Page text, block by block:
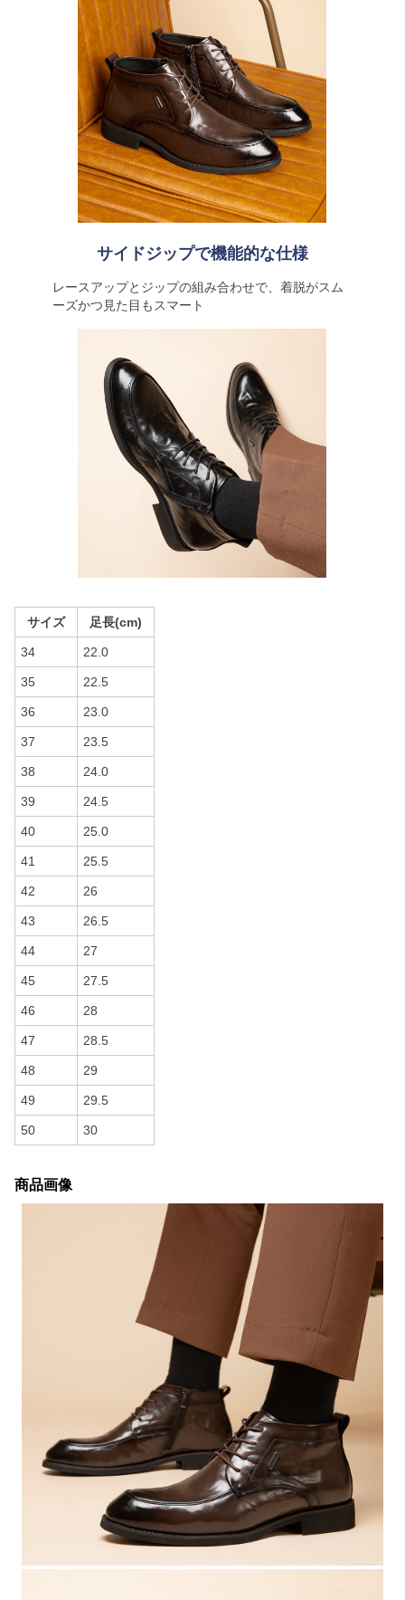
サイドジップで機能的な仕様
レースアップとジップの組み合わせで、着脱がスム
ーズかつ見た目もスマート
サイズ 足長(cm)
34 22.0
35 22.5
36 23.0
37 23.5
38 24.0
39 24.5
40 25.0
41 25.5
42 26
43 26.5
44 27
45 27.5
46 28
47 28.5
48 29
49 29.5
50 30
商品画像